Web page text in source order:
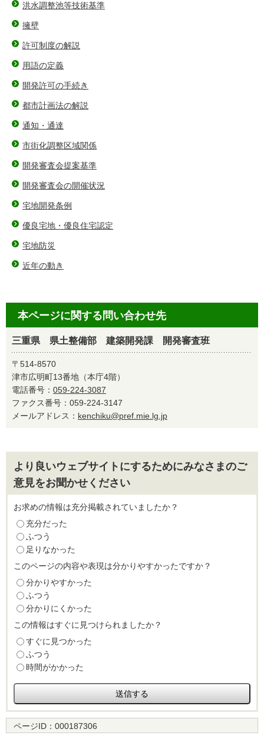
洪水調整池等技術基準
擁壁
許可制度の解説
用語の定義
開発許可の手続き
都市計画法の解説
通知・通達
市街化調整区域関係
開発審査会提案基準
開発審査会の開催状況
宅地開発条例
優良宅地・優良住宅認定
宅地防災
近年の動き
本ページに関する問い合わせ先
三重県 県土整備部 建築開発課 開発審査班
〒514-8570
津市広明町13番地（本庁4階）
電話番号： 059-224-3087
ファクス番号：059-224-3147
メールアドレス： kenchiku@pref.mie.lg.jp
より良いウェブサイトにするためにみなさまのご
意見をお聞かせください
お求めの情報は充分掲載されていましたか？
充分だった
ふつう
足りなかった
このページの内容や表現は分かりやすかったですか？
分かりやすかった
ふつう
分かりにくかった
この情報はすぐに見つけられましたか？
すぐに見つかった
ふつう
時間がかかった
ページID： 000187306